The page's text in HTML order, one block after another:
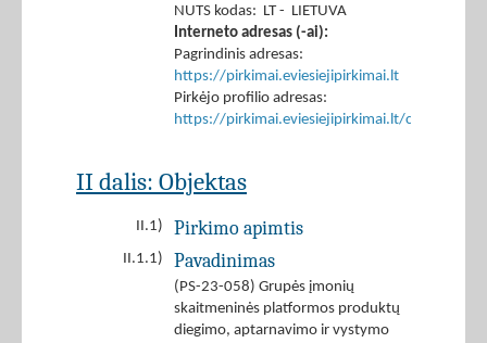
NUTS kodas: LT - LIETUVA
Interneto adresas (-ai):
Pagrindinis adresas:
https://pirkimai.eviesiejipirkimai.lt
Pirkėjo profilio adresas:
https://pirkimai.eviesiejipirkimai.lt/ctm/
II dalis: Objektas
II.1) Pirkimo apimtis
II.1.1) Pavadinimas
(PS-23-058) Grupės įmonių
skaitmeninės platformos produktų
diegimo, aptarnavimo ir vystymo